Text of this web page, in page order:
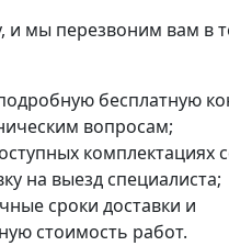
и мы перезвоним вам в
бесплатную
вопросам;
комплектациях
на выезд специалиста;
сроки доставки и
стоимость работ.